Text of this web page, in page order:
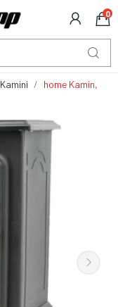
0
Kamini
home Kamin,